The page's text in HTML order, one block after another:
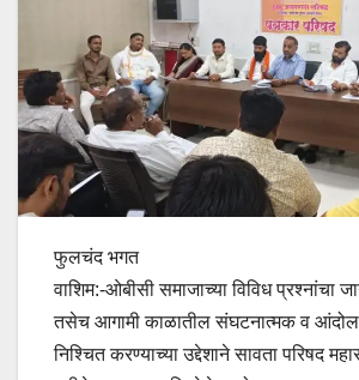
फुलचंद भगत
वाशिम:-ओबीसी समाजाच्या विविध प्रश्नांचा
तसेच आगामी काळातील संघटनात्मक व
निश्चित करण्याच्या उद्देशाने सावता परिषद